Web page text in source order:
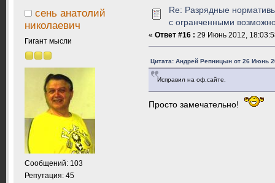
сень анатолий
николаевич
Гигант мысли
Сообщений: 103
Репутация: 45
Re: Разрядные
с огранченными
« Ответ #16 : 29 Июнь 2012,
Цитата: Андрей Репницын от 26 Июнь
Исправил на оф.сайте.
Просто замечательно!